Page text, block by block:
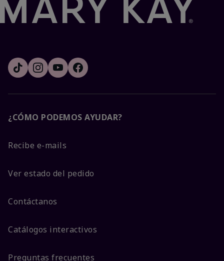
¿CÓMO PODEMOS AYUDAR?
Recibe e-mails
Ver estado del pedido
Contáctanos
Catálogos interactivos
Preguntas frecuentes